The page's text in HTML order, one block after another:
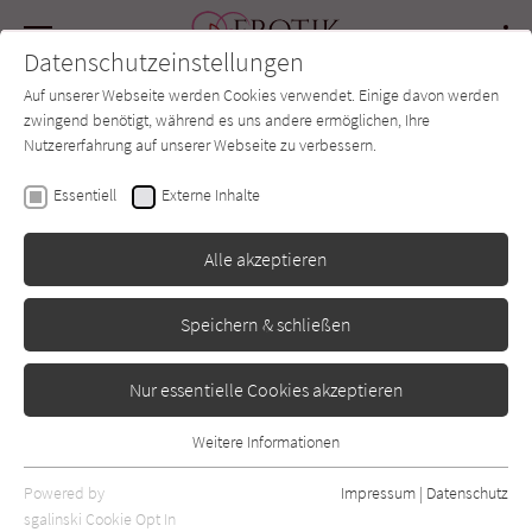
SUCHE Forum Charts Newsletter
Layla Hagen
Diamonds For Love –
Verhängnisvolle Liebe
Erschienen: August 2018 0
Datenschutzeinstellungen
Auf unserer Webseite werden Cookies verwendet. Einige davon werden
zwingend benötigt, während es uns andere ermöglichen, Ihre
Nutzererfahrung auf unserer Webseite zu verbessern.
Essentiell Externe Inhalte
Alle akzeptieren
Speichern & schließen
Nur essentielle Cookies akzeptieren
Essentielle Cookies werden für grundlegende Funktionen der
Webseite benötigt. Dadurch ist gewährleistet, dass die Webseite
Weitere Informationen
Powered by
sgalinski Cookie Opt In
Impressum | Datenschutz